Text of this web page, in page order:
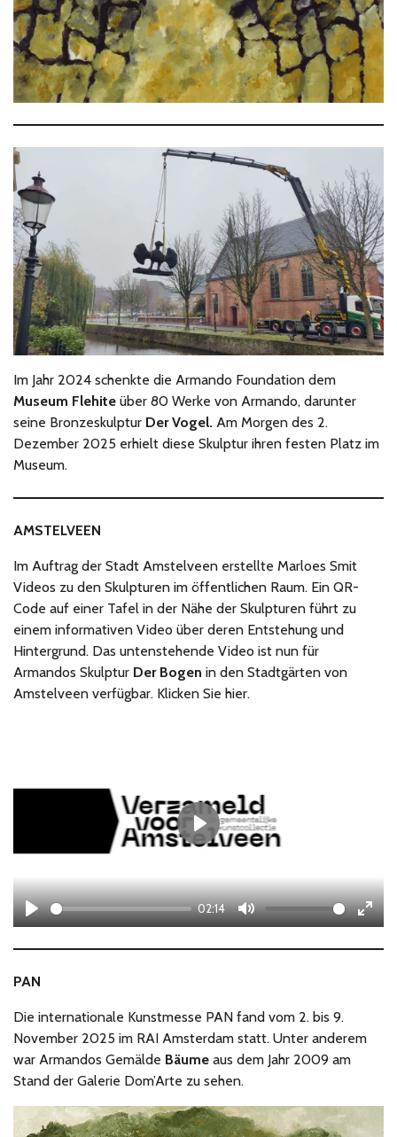
Im Jahr 2024 schenkte die Armando Foundation dem
Museum Flehite über 80 Werke von Armando, darunter
seine Bronzeskulptur Der Vogel. Am Morgen des 2.
Dezember 2025 erhielt diese Skulptur ihren festen Platz im
Museum.
AMSTELVEEN
Im Auftrag der Stadt Amstelveen erstellte Marloes Smit
Videos zu den Skulpturen im öffentlichen Raum. Ein QR-
Code auf einer Tafel in der Nähe der Skulpturen führt zu
einem informativen Video über deren Entstehung und
Hintergrund. Das untenstehende Video ist nun für
Armandos Skulptur Der Bogen in den Stadtgärten von
Amstelveen verfügbar. Klicken Sie hier.
P
l
a
02:14
M
u
E
n
f
P
a
y
PAN
Die internationale Kunstmesse PAN fand vom 2. bis 9.
November 2025 im RAI Amsterdam statt. Unter anderem
war Armandos Gemälde Bäume aus dem Jahr 2009 am
Stand der Galerie Dom’Arte zu sehen.